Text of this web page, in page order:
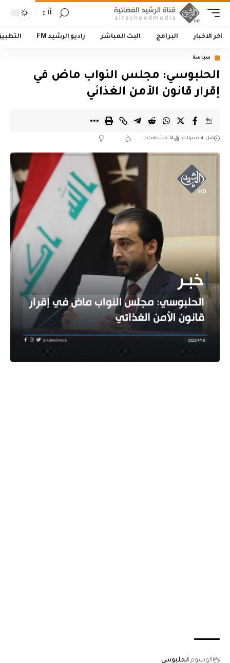
أأ
اخر الاخبار البرامج البث المباشر راديو الرشيد FM
سياسة
الحلبوسي: مجلس النواب ماض في
إقرار قانون الأمن الغذائي
قبل 4 سنوات 14 مشاهدات
الوسوم الحلبوسي